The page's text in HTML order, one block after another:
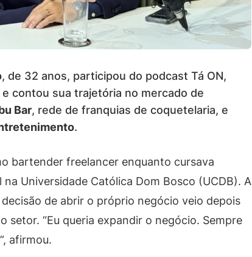
, de 32 anos, participou do podcast Tá ON,
e contou sua trajetória no mercado de
Bar, rede de franquias de coquetelaria, e
.
bartender freelancer enquanto cursava
Universidade Católica Dom Bosco (UCDB). A
decisão de abrir o próprio negócio veio depois
setor. “Eu queria expandir o negócio. Sempre
afirmou.